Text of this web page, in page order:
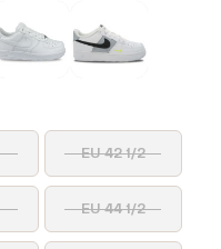
EU 42 1/2
EU 44 1/2